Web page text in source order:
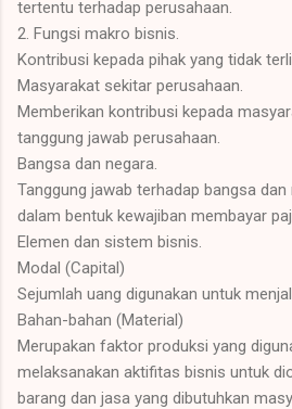
tertentu terhadap perusahaan.
2. Fungsi makro bisnis.
Kontribusi kepada pihak yang tidak
Masyarakat sekitar perusahaan.
Memberikan kontribusi kepada
tanggung jawab perusahaan.
Bangsa dan negara.
Tanggung jawab terhadap bangsa
dalam bentuk kewajiban membayar
Elemen dan sistem bisnis.
Modal (Capital)
Sejumlah uang digunakan untuk
Bahan-bahan (Material)
Merupakan faktor produksi yang
melaksanakan aktifitas bisnis untuk
barang dan jasa yang dibutuhkan